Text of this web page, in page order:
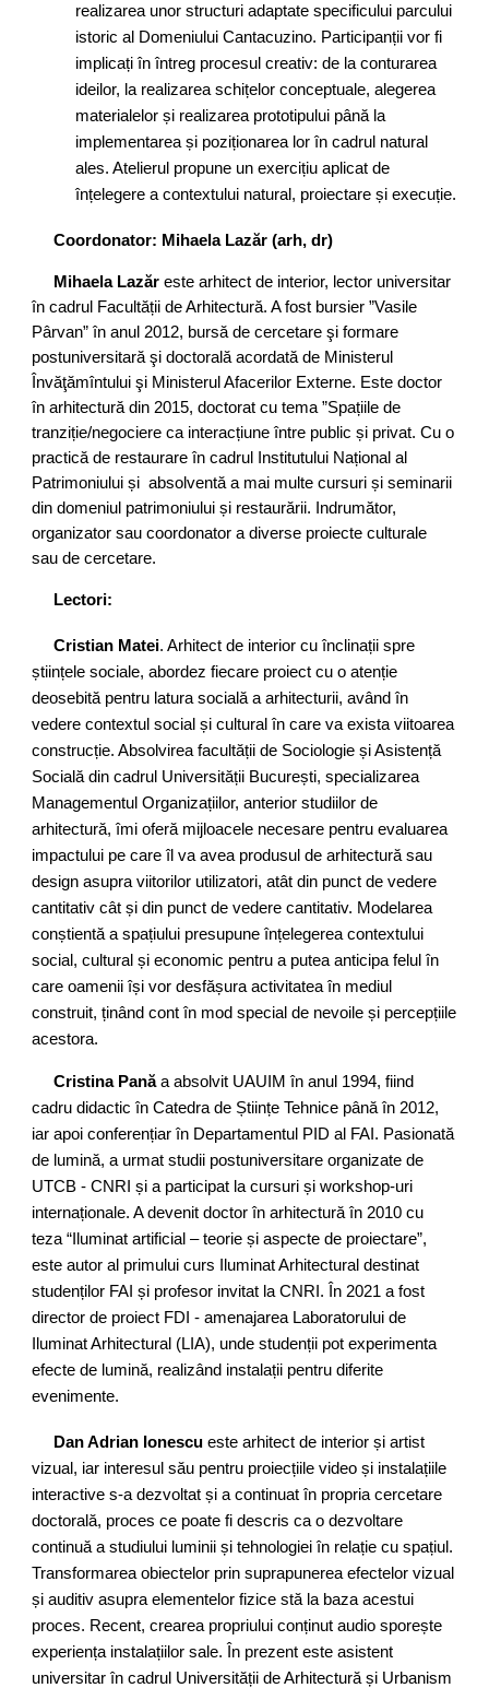
realizarea unor structuri adaptate specificului parcului
istoric al Domeniului Cantacuzino. Participanții vor fi
implicați în întreg procesul creativ: de la conturarea
ideilor, la realizarea schițelor conceptuale, alegerea
materialelor și realizarea prototipului până la
implementarea și poziționarea lor în cadrul natural
ales. Atelierul propune un exercițiu aplicat de
înțelegere a contextului natural, proiectare și execuție.
Coordonator: Mihaela Lazăr (arh, dr)
Mihaela Lazăreste arhitect de interior, lector universitar
în cadrul Facultății de Arhitectură. A fost bursier ”Vasile
Pârvan” în anul 2012, bursă de cercetare şi formare
postuniversitară şi doctorală acordată de Ministerul
Învăţămîntului şi Ministerul Afacerilor Externe. Este doctor
în arhitectură din 2015, doctorat cu tema ”Spațiile de
tranziție/negociere ca interacțiune între public și privat. Cu o
practică de restaurare în cadrul Institutului Național al
Patrimoniului și absolventă a mai multe cursuri și seminarii
din domeniul patrimoniului și restaurării. Indrumător,
organizator sau coordonator a diverse proiecte culturale
sau de cercetare.
Lectori:
Cristian Matei. Arhitect de interior cu înclinații spre
științele sociale, abordez fiecare proiect cu o atenție
deosebită pentru latura socială a arhitecturii, având în
vedere contextul social și cultural în care va exista viitoarea
construcție. Absolvirea facultății de Sociologie și Asistență
Socială din cadrul Universității București, specializarea
Managementul Organizațiilor, anterior studiilor de
arhitectură, îmi oferă mijloacele necesare pentru evaluarea
impactului pe care îl va avea produsul de arhitectură sau
design asupra viitorilor utilizatori, atât din punct de vedere
cantitativ cât și din punct de vedere cantitativ. Modelarea
conștientă a spațiului presupune înțelegerea contextului
social, cultural și economic pentru a putea anticipa felul în
care oamenii își vor desfășura activitatea în mediul
construit, ținând cont în mod special de nevoile și percepțiile
acestora.
Cristina Panăa absolvit UAUIM în anul 1994, fiind
cadru didactic în Catedra de Științe Tehnice până în 2012,
iar apoi conferențiar în Departamentul PID al FAI. Pasionată
de lumină, a urmat studii postuniversitare organizate de
UTCB - CNRI și a participat la cursuri și workshop-uri
internaționale. A devenit doctor în arhitectură în 2010 cu
teza “Iluminat artificial – teorie și aspecte de proiectare”,
este autor al primului curs Iluminat Arhitectural destinat
studenților FAI și profesor invitat la CNRI. În 2021 a fost
director de proiect FDI - amenajarea Laboratorului de
Iluminat Arhitectural (LIA), unde studenții pot experimenta
efecte de lumină, realizând instalații pentru diferite
evenimente.
Dan Adrian Ionescu este arhitect de interior și artist
vizual, iar interesul său pentru proiecțiile video și instalațiile
interactive s-a dezvoltat și a continuat în propria cercetare
doctorală, proces ce poate fi descris ca o dezvoltare
continuă a studiului luminii și tehnologiei în relație cu spațiul.
Transformarea obiectelor prin suprapunerea efectelor vizual
și auditiv asupra elementelor fizice stă la baza acestui
proces. Recent, crearea propriului conținut audio sporește
experiența instalațiilor sale. În prezent este asistent
universitar în cadrul Universității de Arhitectură și Urbanism